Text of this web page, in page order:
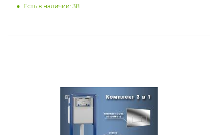
Есть в наличии: 38